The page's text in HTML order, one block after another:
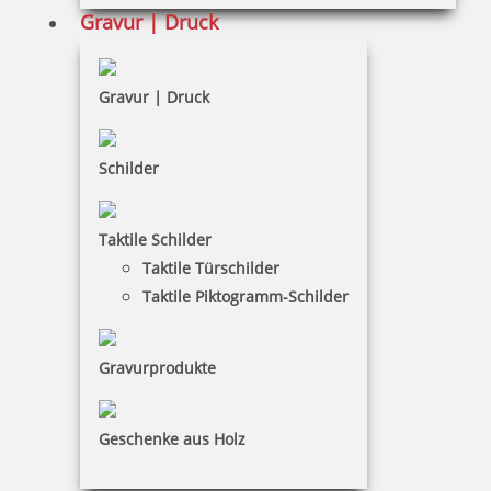
Gravur | Druck
Gravur | Druck
Schilder
Taktile Schilder
Taktile Türschilder
Taktile Piktogramm-Schilder
Gravurprodukte
Geschenke aus Holz
Widerruf
Barrierefreiheit
Vertrag widerrufen
KUNDENBEREICH
Mein Konto
Kundenservice
KONTAKT
Stempelboss ist ein Service der DRUCKEREI + WERBUNG,
Hilgenfeldt & Kontny, Inh. Peter Kontny
Peter Kontny